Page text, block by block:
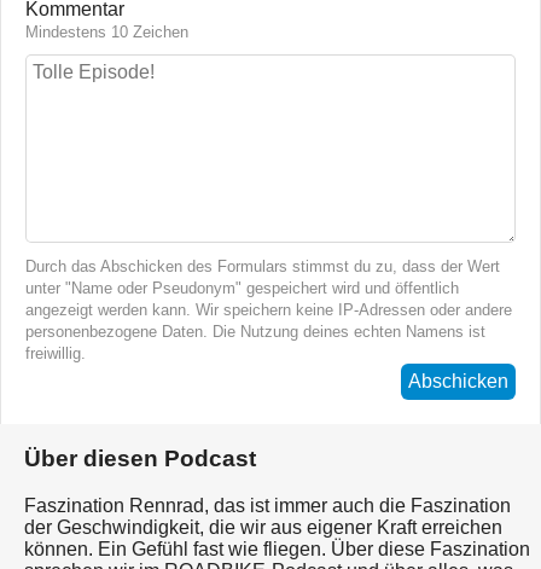
Kommentar
Mindestens 10 Zeichen
Durch das Abschicken des Formulars stimmst du zu, dass der Wert
unter "Name oder Pseudonym" gespeichert wird und öffentlich
angezeigt werden kann. Wir speichern keine IP-Adressen oder andere
personenbezogene Daten. Die Nutzung deines echten Namens ist
freiwillig.
Abschicken
Über diesen Podcast
Faszination Rennrad, das ist immer auch die Faszination
der Geschwindigkeit, die wir aus eigener Kraft erreichen
können. Ein Gefühl fast wie fliegen. Über diese Faszination